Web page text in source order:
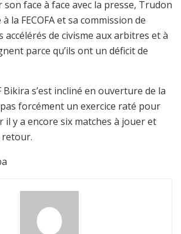
face à face avec la presse, Trudon
la FECOFA et sa commission de
accélérés de civisme aux arbitres et à
parce qu’ils ont un déficit de
Bikira s’est incliné en ouverture de la
forcément un exercice raté pour
il y a encore six matches à jouer et